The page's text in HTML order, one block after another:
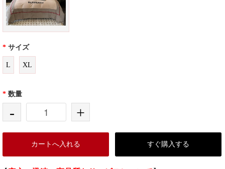
* サイズ
L XL
* 数量
- +
カートへ入れる すぐ購入する